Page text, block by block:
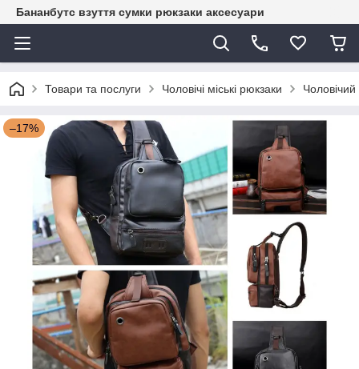
Бананбутс взуття сумки рюкзаки аксесуари
Товари та послуги Чоловічі міські рюкзаки Чоловічий
–17%